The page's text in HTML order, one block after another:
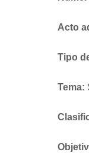
Acto
Tipo
Tema: